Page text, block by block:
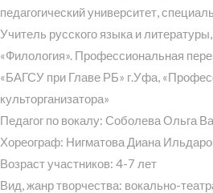
педагогический университет,
Учитель русского языка и
«Филология». Профессиональная
«БАГСУ при Главе РБ» г.Уфа,
культорганизатора»
Педагог по вокалу: Соболева Ольга
Хореограф: Нигматова Диана
Возраст участников: 4-7 лет
Вид, жанр творчества: вокально-